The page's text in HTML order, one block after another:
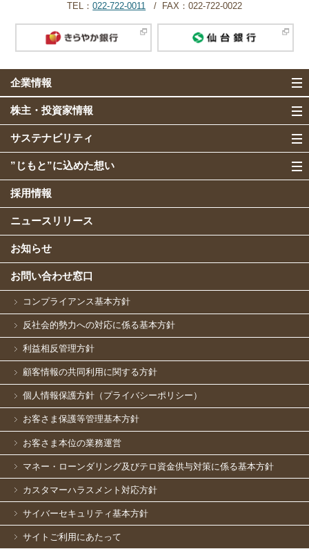
TEL：022-722-0011 FAX：022-722-0022
企業情報
株主・投資家情報
サステナビリティ
”じもと”に込めた想い
採用情報
ニュースリリース
お知らせ
お問い合わせ窓口
コンプライアンス基本方針
反社会的勢力への対応に係る基本方針
利益相反管理方針
顧客情報の共同利用に関する方針
個人情報保護方針（プライバシーポリシー）
お客さま保護等管理基本方針
お客さま本位の業務運営
マネー・ローンダリング及びテロ資金供与対策に係る基本方針
カスタマーハラスメント対応方針
サイバーセキュリティ基本方針
サイトご利用にあたって